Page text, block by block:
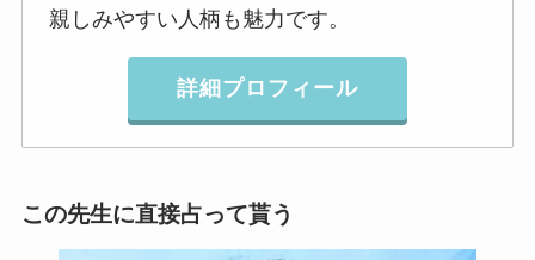
親しみやすい人柄も魅力です。
詳細プロフィール
この先生に直接占って貰う